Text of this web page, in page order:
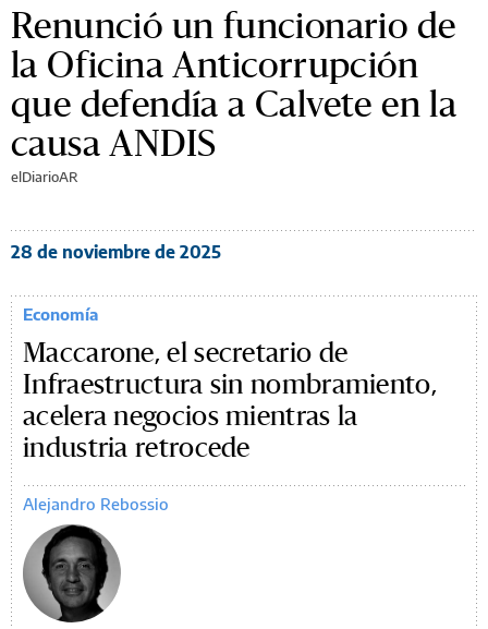
Renunció un funcionario de
la Oficina Anticorrupción
que defendía a Calvete en la
causa ANDIS
elDiarioAR
28 de noviembre de 2025
Economía
Maccarone, el secretario de
Infraestructura sin nombramiento,
acelera negocios mientras la
industria retrocede
Alejandro Rebossio